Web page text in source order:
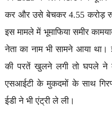
कर और उसे बेचकर 4.55 करोड़
इस मामले में भूमाफिया समीर
नेता का नाम भी सामने आया था।
की परतें खुलने लगी तो घपले ने
एसआईटी के मुकदमों के साथ
ईडी ने भी एंट्री ले ली।